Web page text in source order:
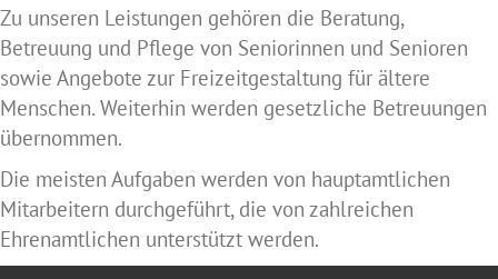
Zu unseren Leistungen gehören die Beratung,
Betreuung und Pflege von Seniorinnen und Senioren
sowie Angebote zur Freizeitgestaltung für ältere
Menschen. Weiterhin werden gesetzliche Betreuungen
übernommen.
Die meisten Aufgaben werden von hauptamtlichen
Mitarbeitern durchgeführt, die von zahlreichen
Ehrenamtlichen unterstützt werden.